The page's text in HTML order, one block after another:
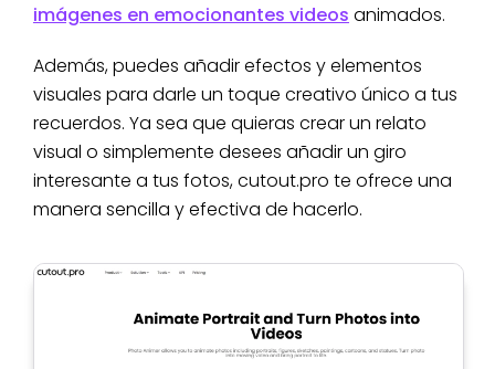
imágenes en emocionantes videos animados.
Además, puedes añadir efectos y elementos
visuales para darle un toque creativo único a tus
recuerdos. Ya sea que quieras crear un relato
visual o simplemente desees añadir un giro
interesante a tus fotos, cutout.pro te ofrece una
manera sencilla y efectiva de hacerlo.